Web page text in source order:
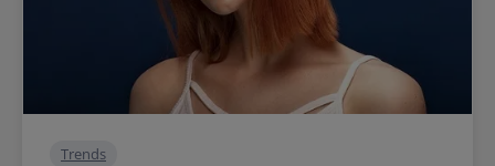
Trends